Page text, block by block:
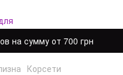
на сумму от 700 грн
Корсети